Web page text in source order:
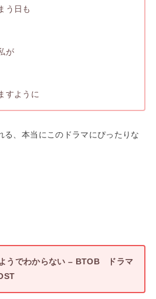
う日も
が
すように
る、本当にこのドラマにぴったりな
うでわからない – BTOB ドラマ